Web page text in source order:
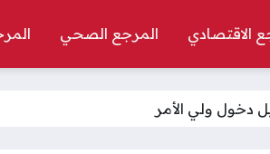
الاقتصادي المرجع الصحي
دخول ولي الأمر